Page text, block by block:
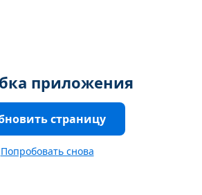
приложения
страницу
Попробовать снова